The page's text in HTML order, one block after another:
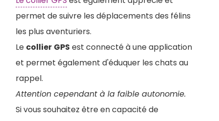
permet de suivre les déplacements des félins
les plus aventuriers.
Le collier GPS est connecté à une application
et permet également d'éduquer les chats au
rappel.
Attention cependant à la faible autonomie.
Si vous souhaitez être en capacité de